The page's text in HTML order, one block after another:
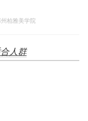
柏雅美学院
人群